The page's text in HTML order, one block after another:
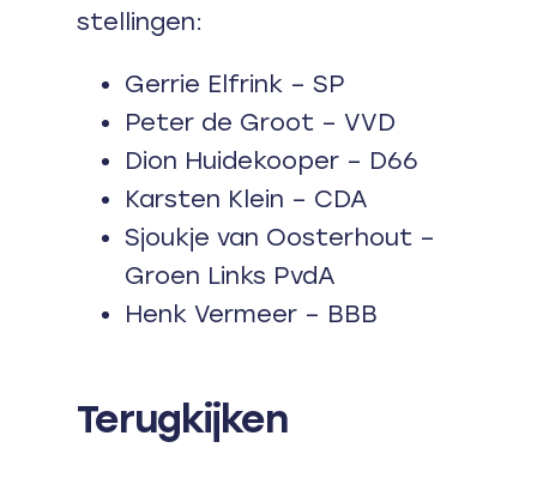
stellingen:
Gerrie Elfrink – SP
Peter de Groot – VVD
Dion Huidekooper – D66
Karsten Klein – CDA
Sjoukje van Oosterhout –
Groen Links PvdA
Henk Vermeer – BBB
Terugkijken